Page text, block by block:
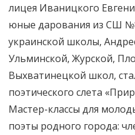
лицея Иваницкого
юные дарования из СШ
украинской школы,
Ульминской, Журской,
Выхватинецкой школ,
поэтического слета
Мастер-классы для
поэты родного города: